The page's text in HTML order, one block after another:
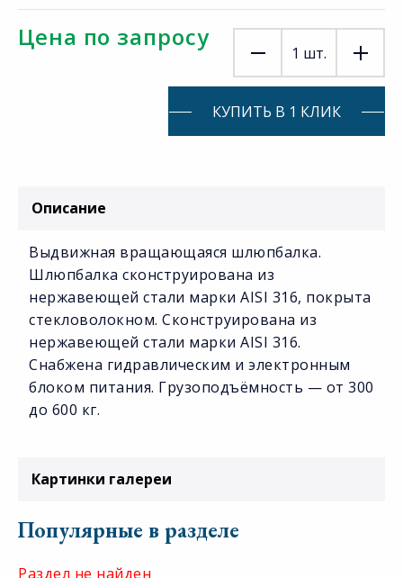
Цена по запросу
1 шт.
КУПИТЬ В 1 КЛИК
Описание
Выдвижная вращающаяся шлюпбалка.
Шлюпбалка сконструирована из
нержавеющей стали марки AISI 316, покрыта
стекловолокном. Сконструирована из
нержавеющей стали марки AISI 316.
Снабжена гидравлическим и электронным
блоком питания. Грузоподъёмность — от 300
до 600 кг.
Картинки галереи
Популярные в разделе
Раздел не найден